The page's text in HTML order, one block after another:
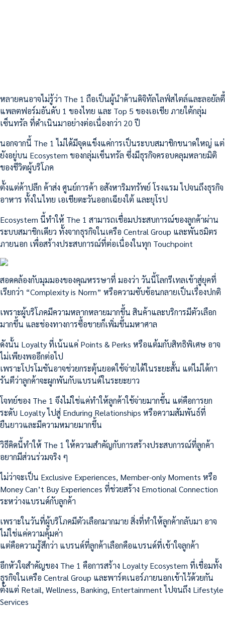
หลายคนอาจไม่รู้ว่า The 1 ถือเป็นผู้นำด้านดิจิทัลไลฟ์สไตล์และลอยัลตี้
แพลตฟอร์มอันดับ 1 ของไทย และ Top 5 ของเอเชีย ภายใต้กลุ่ม
เซ็นทรัล ที่ดำเนินมาอย่างต่อเนื่องกว่า 20 ปี
นอกจากนี้ The 1 ไม่ได้มีจุดแข็งแค่การเป็นระบบสมาชิกขนาดใหญ่ แต่
ยังอยู่บน Ecosystem ของกลุ่มเซ็นทรัล ซึ่งมีธุรกิจครอบคลุมหลายมิติ
ของชีวิตผู้บริโภค
ตั้งแต่ค้าปลีก ค้าส่ง ศูนย์การค้า อสังหาริมทรัพย์ โรงแรม ไปจนถึงธุรกิจ
อาหาร ทั้งในไทย เอเชียตะวันออกเฉียงใต้ และยุโรป
Ecosystem นี้ทำให้ The 1 สามารถเชื่อมประสบการณ์ของลูกค้าผ่าน
ระบบสมาชิกเดียว ทั้งจากธุรกิจในเครือ Central Group และพันธมิตร
ภายนอก เพื่อสร้างประสบการณ์ที่ต่อเนื่องในทุก Touchpoint
สอดคล้องกับมุมมองของคุณหรรษาที่ มองว่า วันนี้โลกรีเทลเข้าสู่ยุคที่
เรียกว่า “Complexity is Norm” หรือความซับซ้อนกลายเป็นเรื่องปกติ
เพราะผู้บริโภคมีความหลากหลายมากขึ้น สินค้าและบริการมีตัวเลือก
มากขึ้น และช่องทางการซื้อขายก็เพิ่มขึ้นมหาศาล
ดังนั้น Loyalty ที่เน้นแค่ Points & Perks หรือแต้มกับสิทธิพิเศษ อาจ
ไม่เพียงพออีกต่อไป
เพราะโปรโมชันอาจช่วยกระตุ้นยอดใช้จ่ายได้ในระยะสั้น แต่ไม่ได้กา
รันตีว่าลูกค้าจะผูกพันกับแบรนด์ในระยะยาว
โจทย์ของ The 1 จึงไม่ใช่แค่ทำให้ลูกค้าใช้จ่ายมากขึ้น แต่คือการยก
ระดับ Loyalty ไปสู่ Enduring Relationships หรือความสัมพันธ์ที่
ยืนยาวและมีความหมายมากขึ้น
วิธีคิดนี้ทำให้ The 1 ให้ความสำคัญกับการสร้างประสบการณ์ที่ลูกค้า
อยากมีส่วนร่วมจริง ๆ
ไม่ว่าจะเป็น Exclusive Experiences, Member-only Moments หรือ
Money Can’t Buy Experiences ที่ช่วยสร้าง Emotional Connection
ระหว่างแบรนด์กับลูกค้า
เพราะในวันที่ผู้บริโภคมีตัวเลือกมากมาย สิ่งที่ทำให้ลูกค้ากลับมา อาจ
ไม่ใช่แค่ความคุ้มค่า
แต่คือความรู้สึกว่า แบรนด์ที่ลูกค้าเลือกคือแบรนด์ที่เข้าใจลูกค้า
อีกหัวใจสำคัญของ The 1 คือการสร้าง Loyalty Ecosystem ที่เชื่อมทั้ง
ธุรกิจในเครือ Central Group และพาร์ตเนอร์ภายนอกเข้าไว้ด้วยกัน
ตั้งแต่ Retail, Wellness, Banking, Entertainment ไปจนถึง Lifestyle
Services